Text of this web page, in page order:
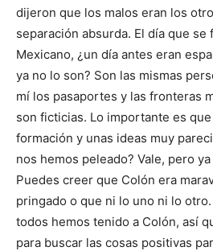
dijeron que los malos eran los
separación absurda. El día que
Mexicano, ¿un día antes eran
ya no lo son? Son las mismas
mí los pasaportes y las fronteras
son ficticias. Lo importante es
formación y unas ideas muy
nos hemos peleado? Vale, pero
Puedes creer que Colón era
pringado o que ni lo uno ni lo
todos hemos tenido a Colón, así
para buscar las cosas positivas